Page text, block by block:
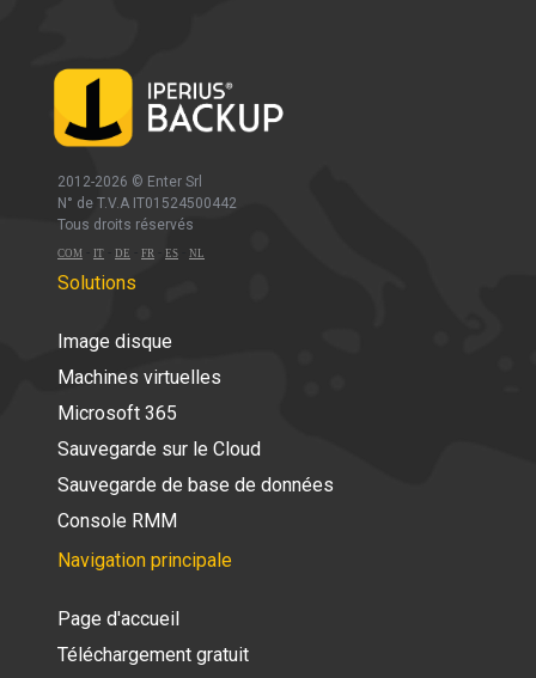
2012-2026 © Enter Srl
N° de T.V.A IT01524500442
Tous droits réservés
COM IT DE FR ES NL
Solutions
Image disque
Machines virtuelles
Microsoft 365
Sauvegarde sur le Cloud
Sauvegarde de base de données
Console RMM
Navigation principale
Page d'accueil
Téléchargement gratuit